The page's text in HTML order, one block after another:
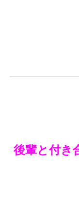
後輩と付き